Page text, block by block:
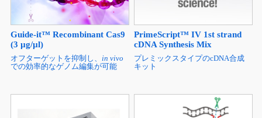
Guide-it™ Recombinant Cas9
(3 µg/µl)
オフターゲットを抑制し、 in vivo
での効率的なゲノム編集が可能
PrimeScript™ IV 1st strand
cDNA Synthesis Mix
プレミックスタイプのcDNA合成
キット